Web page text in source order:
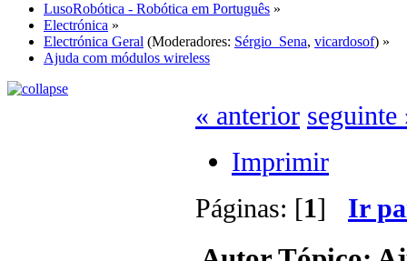
LusoRobótica - Robótica em Português »
Electrónica »
Electrónica Geral (Moderadores: Sérgio_Sena, vicardosof) »
Ajuda com módulos wireless
« anterior seguinte
Imprimir
Páginas: [1] Ir